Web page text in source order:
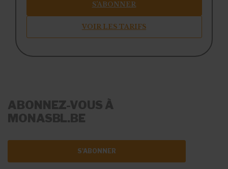
S’ABONNER
VOIR LES TARIFS
ABONNEZ-VOUS À
MONASBL.BE
S'ABONNER